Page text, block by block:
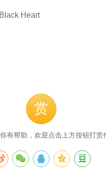
Heart
赏
有帮助，欢迎点击上方按钮打赏